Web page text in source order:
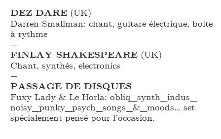
DEZ DARE (UK)
Darren Smallman: chant, guitare électrique, boite
à rythme
+
FINLAY SHAKESPEARE (UK)
Chant, synthés, electronics
+
PASSAGE DE DISQUES
Fuxy Lady & Le Horla: obliq_synth_indus_
noisy_punky_psych_songs_&_moods… set
spécialement pensé pour l’occasion.